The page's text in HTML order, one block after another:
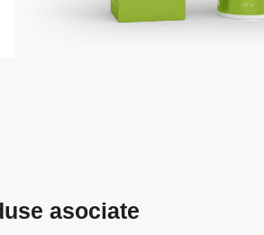
asociate